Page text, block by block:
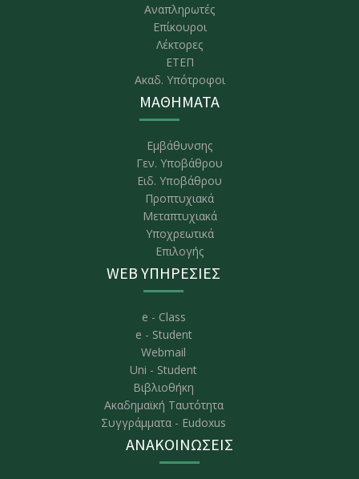
Αναπληρωτές
Επίκουροι
Λέκτορες
ΕΤΕΠ
Ακαδ. Υπότροφοι
ΜΑΘΗΜΑΤΑ
Εμβάθυνσης
Γεν. Υποβάθρου
Ειδ. Υποβάθρου
Προπτυχιακά
Μεταπτυχιακά
Υποχρεωτικά
Επιλογής
WEB ΥΠΗΡΕΣΙΕΣ
e - Class
e - Student
Webmail
Uni - Student
Βιβλιοθήκη
Ακαδημαϊκή Ταυτότητα
Συγγράμματα - Eudoxus
ΑΝΑΚΟΙΝΩΣΕΙΣ